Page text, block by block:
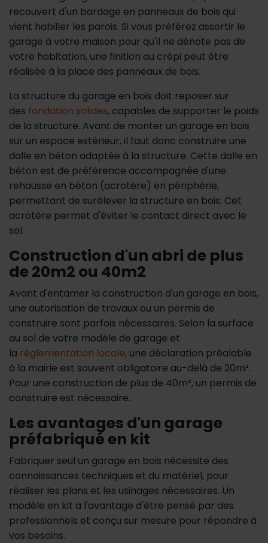
recouvert d'un bardage en panneaux de bois qui
vient habiller les parois. Si vous préférez assortir le
garage à votre maison pour qu'il ne dénote pas de
votre habitation, une finition au crépi peut être
réalisée à la place des panneaux de bois.
La structure du garage en bois doit reposer sur
des fondation solides, capables de supporter le poids
de la structure. Avant de monter un garage en bois
sur un espace extérieur, il faut donc construire une
dalle en béton adaptée à la structure. Cette dalle en
béton est de préférence accompagnée d'une
rehausse en béton (acrotère) en périphérie,
permettant de surélever la structure en bois. Cet
acrotère permet d'éviter le contact direct avec le
sol.
Construction d'un abri de plus
de 20m2 ou 40m2
Avant d'entamer la construction d'un garage en bois,
une autorisation de travaux ou un permis de
construire sont parfois nécessaires. Selon la surface
au sol de votre modèle de garage et
la réglementation locale, une déclaration préalable
à la mairie est souvent obligatoire au-delà de 20m².
Pour une construction de plus de 40m², un permis de
construire est nécessaire.
Les avantages d'un garage
préfabriqué en kit
Fabriquer seul un garage en bois nécessite des
connaissances techniques et du matériel, pour
réaliser les plans et les usinages nécessaires. Un
modèle en kit a l'avantage d'être pensé par des
professionnels et conçu sur mesure pour répondre à
vos besoins.